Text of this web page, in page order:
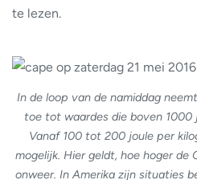
te lezen.
In de loop van de namiddag
toe tot waardes die boven 1000
Vanaf 100 tot 200 joule per
mogelijk. Hier geldt, hoe hoger de
onweer. In Amerika zijn situaties